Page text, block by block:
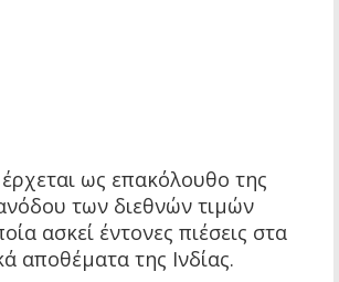
ως επακόλουθο της
των διεθνών τιμών
ασκεί έντονες πιέσεις στα
αποθέματα της Ινδίας.